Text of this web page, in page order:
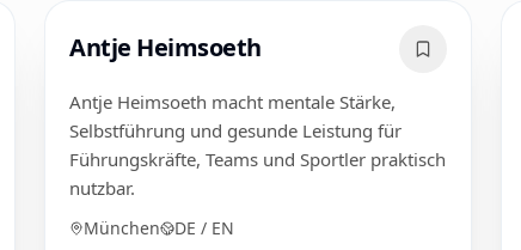
Antje Heimsoeth
Antje Heimsoeth macht mentale Stärke,
Selbstführung und gesunde Leistung für
Führungskräfte, Teams und Sportler praktisch
nutzbar.
München DE / EN